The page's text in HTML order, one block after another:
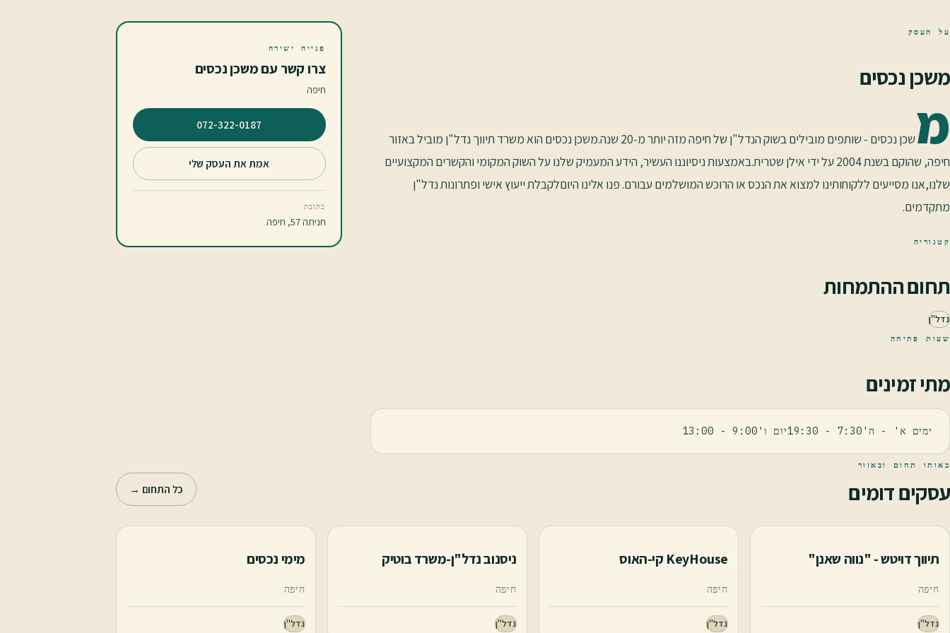
על העסק
משכן נכסים
מ
שכן נכסים - שותפים מובילים בשוק הנדל"ן של חיפה מזה יותר מ-20 שנה.משכן נכסים הוא משרד תיווך נדל"ן מוביל באזור
חיפה, שהוקם בשנת 2004 על ידי אילן שטרית.באמצעות ניסיוננו העשיר, הידע המעמיק שלנו על השוק המקומי והקשרים המקצועיים
שלנו,אנו מסייעים ללקוחותינו למצוא את הנכס או הרוכש המושלמים עבורם. פנו אלינו היוםלקבלת ייעוץ אישי ופתרונות נדל"ן
מתקדמים.
קטגוריה
תחום ההתמחות
נדל"ן
שעות פתיחה
מתי זמינים
ימים א' - ה'7:30 - 19:30יום ו'9:00 - 13:00
פנייה ישירה
צרו קשר עם משכן נכסים
חיפה
⁦072-322-0187⁩
אמת את העסק שלי
כתובת
חניתה 57, חיפה
באותו תחום ובאזור
עסקים דומים כל התחום →
תיווך דויטש - "נווה שאנן"
חיפה
נדל"ן
KeyHouse קי-האוס
חיפה
נדל"ן
ניסנוב נדל"ן-משרד בוטיק
חיפה
נדל"ן
מימי נכסים
חיפה
נדל"ן